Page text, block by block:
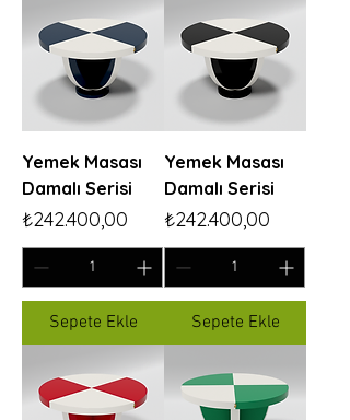
Yemek Masası
Damalı Serisi
Fiyat
₺242.400,00
Sepete Ekle
Yemek Masası
Damalı Serisi
Fiyat
₺242.400,00
Sepete Ekle